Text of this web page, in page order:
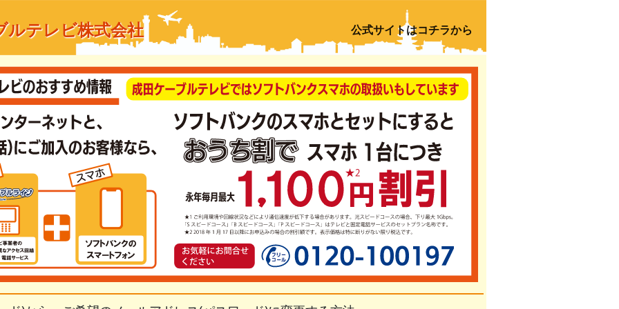
ルテレビ株式会社 公式サイトはコチラから